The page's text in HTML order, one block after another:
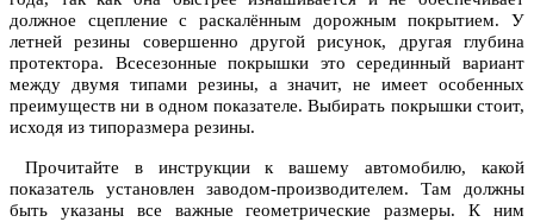
должное сцепление с раскалённым дорожным покрытием. У
летней резины совершенно другой рисунок, другая глубина
протектора. Всесезонные покрышки это серединный вариант
между двумя типами резины, а значит, не имеет особенных
преимуществ ни в одном показателе. Выбирать покрышки стоит,
исходя из типоразмера резины.
Прочитайте в инструкции к вашему автомобилю, какой
показатель установлен заводом-производителем. Там должны
быть указаны все важные геометрические размеры. К ним